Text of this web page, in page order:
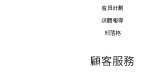
會員計劃
媒體報導
部落格
顧客服務